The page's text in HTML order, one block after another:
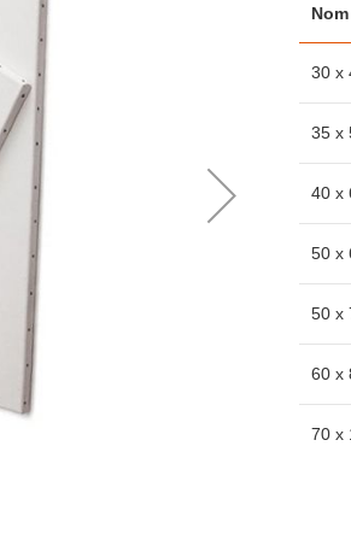
du
produit
groupé
30 x
35 x
40 x
50 x
50 x
60 x
70 x